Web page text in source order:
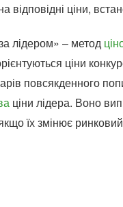
відповідні ціни,
лідером» – метод
ціни
повсякденного
ціни лідера. Воно
їх змінює